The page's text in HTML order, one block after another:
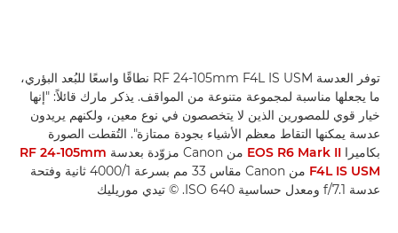
توفر العدسة RF 24-105mm F4L IS USM نطاقًا واسعًا للبُعد البؤري،
ما يجعلها مناسبة لمجموعة متنوعة من المواقف. يذكر مارك قائلاً: "إنها
خيار قوي للمصورين الذين لا يتخصصون في نوع معين، ولكنهم يريدون
عدسة يمكنها التقاط معظم الأشياء بجودة ممتازة". التُقطت الصورة
بكاميرا EOS R6 Mark II من Canon مزوّدة بعدسة
RF 24-105mm
F4L IS USM
من Canon مقاس 33 مم بسرعة 1/‏4000 ثانية وفتحة
عدسة f/7.1 ومعدل حساسية ISO 640. © تيدي موريليك